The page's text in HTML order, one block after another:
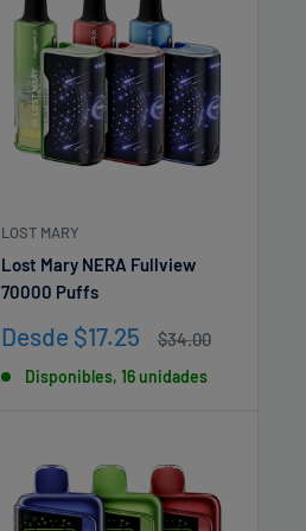
LOST MARY
Lost Mary NERA Fullview
70000 Puffs
Precio
venta
Desde $17.25
Precio
$34.00
Disponibles, 16 unidades